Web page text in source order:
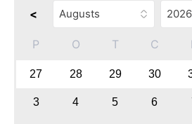
<
P O T C
27 28 29 30
3 4 5 6